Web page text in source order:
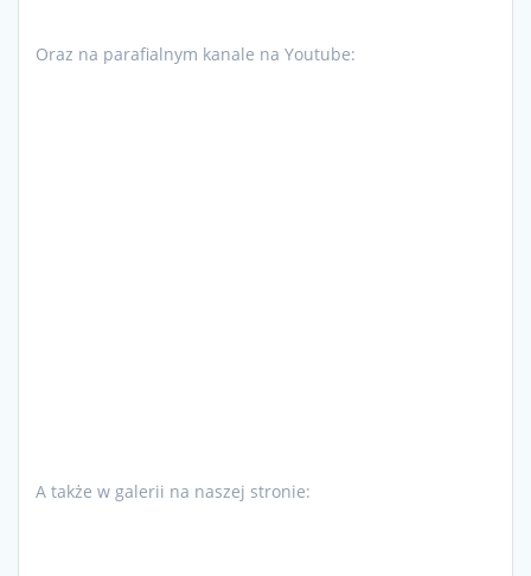
Oraz na parafialnym kanale na Youtube:
A także w galerii na naszej stronie: